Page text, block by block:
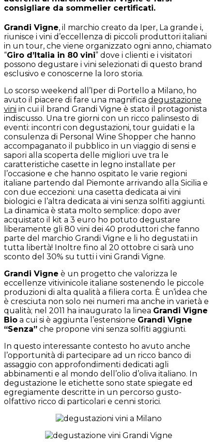
consigliare da sommelier certificati.
Grandi Vigne, il marchio creato da Iper, La grande i,
riunisce i vini d’eccellenza di piccoli produttori italiani
in un tour, che viene organizzato ogni anno, chiamato
“Giro d’Italia in 80 vini” dove i clienti e i visitatori
possono degustare i vini selezionati di questo brand
esclusivo e conoscerne la loro storia.
Lo scorso weekend all’Iper di Portello a Milano, ho
avuto il piacere di fare una magnifica degustazione
vini in cui il brand Grandi Vigne è stato il protagonista
indiscusso. Una tre giorni con un ricco palinsesto di
eventi: incontri con degustazioni, tour guidati e la
consulenza di Personal Wine Shopper che hanno
accompaganato il pubblico in un viaggio di sensi e
sapori alla scoperta delle migliori uve tra le
caratteristiche casette in legno installate per
l’occasione e che hanno ospitato le varie regioni
italiane partendo dal Piemonte arrivando alla Sicilia e
con due eccezioni: una casetta dedicata ai vini
biologici e l’altra dedicata ai vini senza solfiti aggiunti.
La dinamica è stata molto semplice: dopo aver
acquistato il kit a 3 euro ho potuto degustare
liberamente gli 80 vini dei 40 produttori che fanno
parte del marchio Grandi Vigne e li ho degustati in
tutta libertà! Inoltre fino al 20 ottobre ci sarà uno
sconto del 30% su tutti i vini Grandi Vigne.
Grandi Vigne è un progetto che valorizza le
eccellenze vitivinicole italiane sostenendo le piccole
produzioni di alta qualità a filiera corta. È un’idea che
è cresciuta non solo nei numeri ma anche in varietà e
qualità; nel 2011 ha inaugurato la linea Grandi Vigne
Bio a cui si è aggiunta l’estensione Grandi Vigne
“Senza” che propone vini senza solfiti aggiunti.
In questo interessante contesto ho avuto anche
l’opportunità di partecipare ad un ricco banco di
assaggio con approfondimenti dedicati agli
abbinamenti e al mondo dell’olio d’oliva italiano. In
degustazione le etichette sono state spiegate ed
egregiamente descritte in un percorso gusto-
olfattivo ricco di particolari e cenni storici.